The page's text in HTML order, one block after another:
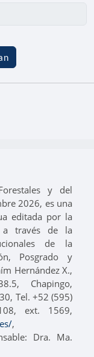
y del
2026, es una
editada por la
a través de la
de la
Posgrado y
Hernández X.,
Chapingo,
Tel. +52 (595)
ext. 1569,
,
Dra. Ma.